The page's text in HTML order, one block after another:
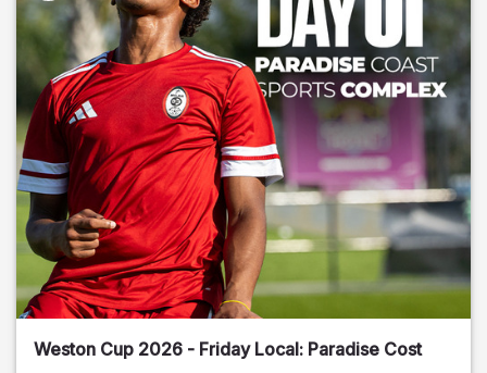
Weston Cup 2026 - Friday Local: Paradise Cost